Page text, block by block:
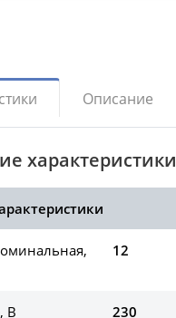
Описание
характеристики
12
В 230